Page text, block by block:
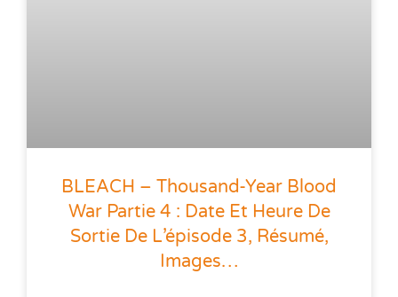
BLEACH – Thousand-Year Blood
War Partie 4 : Date Et Heure De
Sortie De L’épisode 3, Résumé,
Images…